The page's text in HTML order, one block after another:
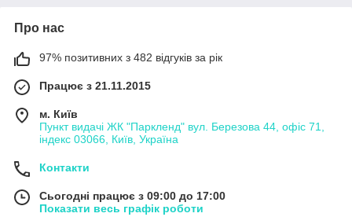
Про нас
97% позитивних з 482 відгуків за рік
Працює з 21.11.2015
м. Київ
Пункт видачі ЖК "Паркленд" вул. Березова 44, офіс 71,
індекс 03066, Київ, Україна
Контакти
Сьогодні працює з 09:00 до 17:00
Показати весь графік роботи